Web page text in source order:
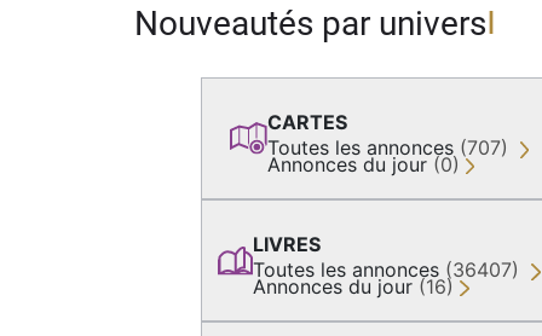
Nouveautés par univers
CARTES
Toutes les annonces (707)
Annonces du jour (0)
LIVRES
Toutes les annonces (36407)
Annonces du jour (16)